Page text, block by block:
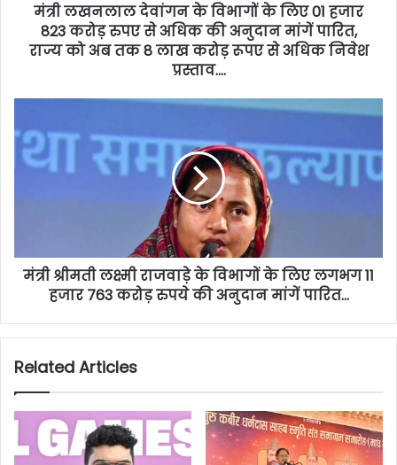
मंत्री लखनलाल देवांगन के विभागों के लिए 01 हजार
823 करोड़ रुपए से अधिक की अनुदान मांगें पारित,
राज्य को अब तक 8 लाख करोड़ रूपए से अधिक निवेश
प्रस्ताव….
मंत्री श्रीमती लक्ष्मी राजवाड़े के विभागों के लिए लगभग 11
हजार 763 करोड़ रुपये की अनुदान मांगें पारित…
Related Articles